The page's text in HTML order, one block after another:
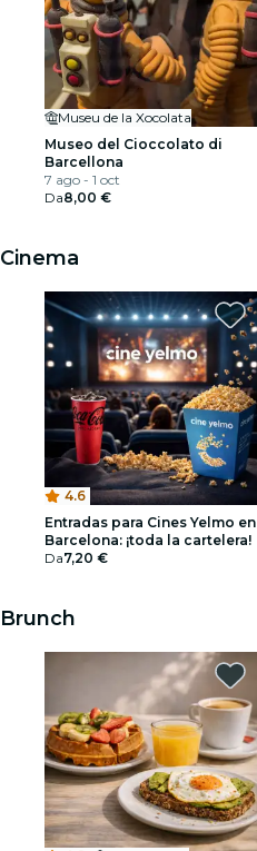
Museu de la Xocolata
Museo del Cioccolato di
Barcellona
7 ago - 1 oct
Da8,00 €
Cinema
4.6
Entradas para Cines Yelmo en
Barcelona: ¡toda la cartelera!
Da7,20 €
Brunch